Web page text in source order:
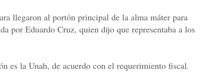
llegaron al portón principal de la alma máter para
por Eduardo Cruz, quien dijo que representaba a los
es la Unah, de acuerdo con el requerimiento fiscal.